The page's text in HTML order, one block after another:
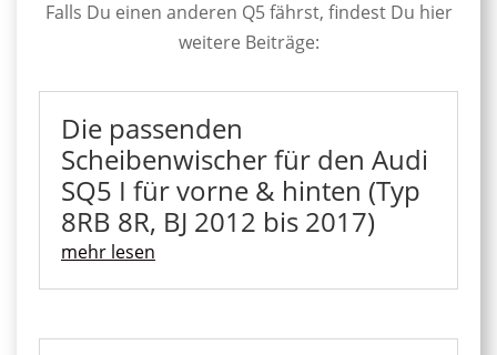
Falls Du einen anderen Q5 fährst, findest Du hier
weitere Beiträge:
Die passenden
Scheibenwischer für den Audi
SQ5 I für vorne & hinten (Typ
8RB 8R, BJ 2012 bis 2017)
mehr lesen